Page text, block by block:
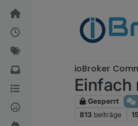
Weiter zum Inhalt
ioBroker
Einfach
Gesperrt
813 beiträge